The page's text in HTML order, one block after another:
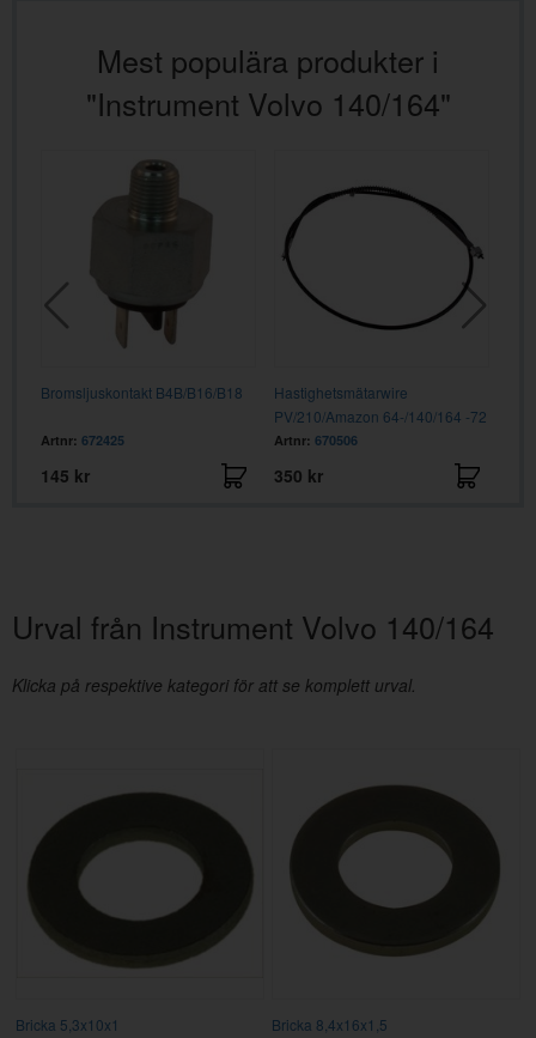
Mest populära produkter i
"Instrument Volvo 140/164"
Bromsljuskontakt B4B/B16/B18
Artnr: 672425
145 kr
Hastighetsmätarwire
PV/210/Amazon 64-/140/164 -72
Artnr: 670506
350 kr
Urval från Instrument Volvo 140/164
Klicka på respektive kategori för att se komplett urval.
Bricka 5,3x10x1 Bricka 8,4x16x1,5